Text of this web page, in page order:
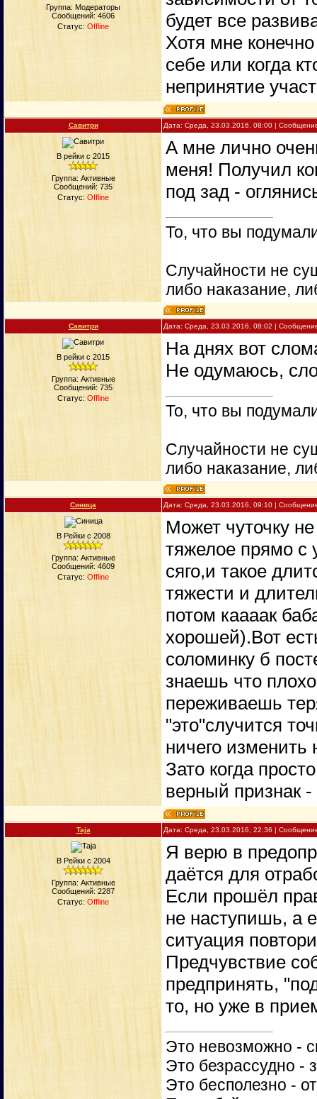
Группа: Модераторы
Сообщений: 4606
Статус: Offline
будет все
Хотя мне
себе или когда
непринятие
Савитри Дата: Среда, 23.03.2016, 08:00 |
В рейки с 2015
Группа: Активные
Сообщений: 735
Статус: Offline
А мне лично
меня! Получил
под зад -
То, что вы
Случайности не
либо наказание,
Савитри Дата: Среда, 23.03.2016, 08:02 |
В рейки с 2015
Группа: Активные
Сообщений: 735
Статус: Offline
На днях вот
Не одумаюсь,
То, что вы
Случайности не
либо наказание,
Синица Дата: Среда, 23.03.2016, 09:10 |
В Рейки с 2008
Группа: Активные
Сообщений: 4609
Статус: Offline
Может чуточку
тяжелое прямо с
сяго,и такое
тяжести и
потом каааак
хорошей).Вот
соломинку б
знаешь что
переживаешь
"это"случится
ничего изменить
Зато когда
верный признак
Taja Дата: Среда, 23.03.2016, 22:36 |
В Рейки с 2004
Группа: Активные
Сообщений: 2287
Статус: Offline
Я верю в
даётся для
Если прошёл
не наступишь, а
ситуация
Предчувствие
предпринять,
то, но уже в
Это невозможно -
Это безрассудно -
Это бесполезно -